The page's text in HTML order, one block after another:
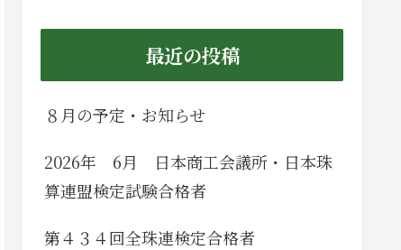
最近の投稿
８月の予定・お知らせ
2026年 6月 日本商工会議所・日本珠
算連盟検定試験合格者
第４３４回全珠連検定合格者